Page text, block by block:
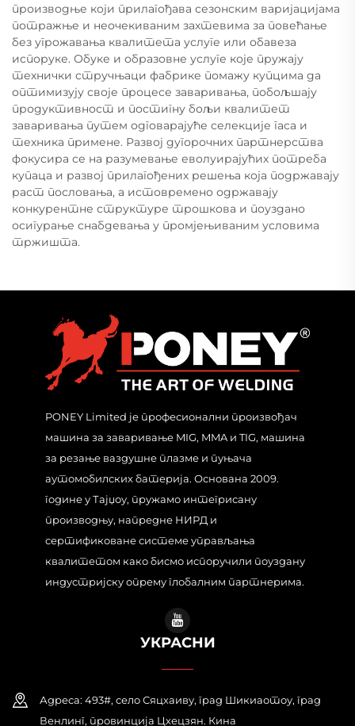
производње који прилагођава сезонским варијацијама
потражње и неочекиваним захтевима за повећање
без угрожавања квалитета услуге или обавеза
испоруке. Обуке и образовне услуге које пружају
технички стручњаци фабрике помажу купцима да
оптимизују своје процесе заваривања, побољшају
продуктивност и постигну бољи квалитет
заваривања путем одговарајуће селекције гаса и
техника примене. Развој дугорочних партнерства
фокусира се на разумевање еволуирајућих потреба
купаца и развој прилагођених решења која подржавају
раст пословања, а истовремено одржавају
конкурентне структуре трошкова и поуздано
осигурање снабдевања у промјењиваним условима
тржишта.
PONEY Limited је професионални произвођач
машина за заваривање MIG, MMA и TIG, машина
за резање ваздушне плазме и пуњача
аутомобилских батерија. Основана 2009.
године у Тајџоу, пружамо интегрисану
производњу, напредне НИРД и
сертификоване системе управљања
квалитетом како бисмо испоручили поуздану
индустријску опрему глобалним партнерима.
УКРАСНИ
Адреса: 493#, село Сяцхаиву, град Шикиаотоу, град
Венлинг, провинција Цхецзян. Кина